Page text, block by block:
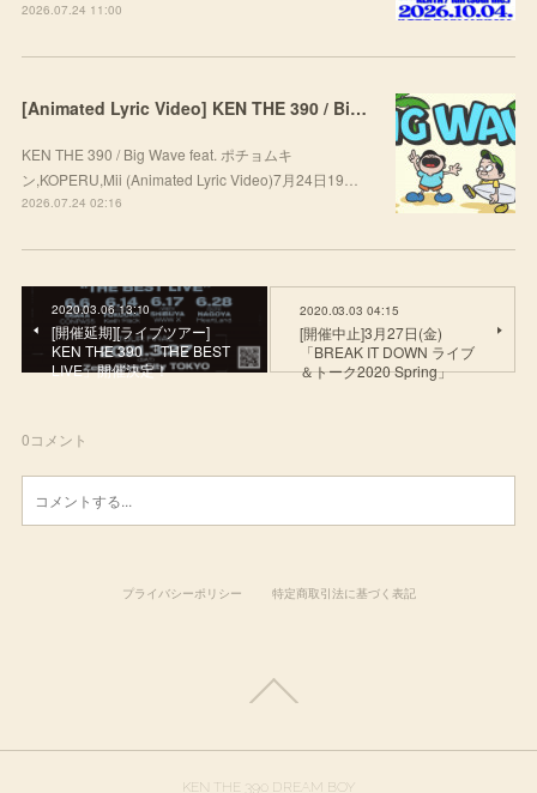
2026.07.24 11:00
[Animated Lyric Video] KEN THE 390 / Big Wave feat. ポチョムキン,KOPERU,Mii
KEN THE 390 / Big Wave feat. ポチョムキ
ン,KOPERU,Mii (Animated Lyric Video)7月24日19…
2026.07.24 02:16
2020.03.06 13:10
[開催延期][ライブツアー]
KEN THE 390 「THE BEST
LIVE」開催決定！
2020.03.03 04:15
[開催中止]3月27日(金)
「BREAK IT DOWN ライブ
＆トーク2020 Spring」
0コメント
プライバシーポリシー 特定商取引法に基づく表記
KEN THE 390 DREAM BOY